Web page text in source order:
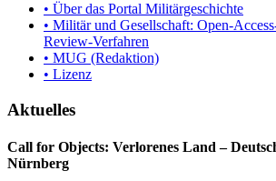
• Über das Portal Militärgeschichte
• Militär und Gesellschaft: Open-
Review-Verfahren
• MUG (Redaktion)
• Lizenz
Aktuelles
Call for Objects: Verlorenes Land –
Nürnberg